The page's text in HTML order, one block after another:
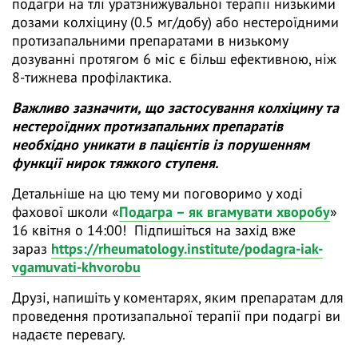
подагри на тлі уратзнижувальної терапії низькими
дозами колхіцину (0.5 мг/добу) або нестероїдними
протизапальними препаратами в низькому
дозуванні протягом 6 міс є більш ефективною, ніж
8-тижнева профілактика.
Важливо зазначити, що застосування колхіцину та
нестероїдних протизапальних препаратів
необхідно уникати в пацієнтів із порушенням
функції нирок тяжкого ступеня.
Детальніше на цю тему ми поговоримо у ході
фахової школи «Подагра – як вгамувати хворобу»
16 квітня о 14:00! Підпишіться на захід вже
зараз https://rheumatology.institute/podagra-iak-
vgamuvati-khvorobu
Друзі, напишіть у коментарях, яким препаратам для
проведення протизапальної терапії при подагрі ви
надаєте перевагу.